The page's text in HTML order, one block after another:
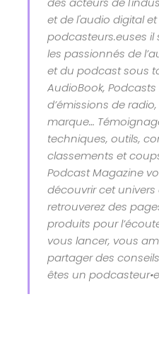
et de l'audio digital
podcasteurs.euses il
les passionnés de
et du podcast sous
AudioBook,
d’émissions de
marque…
techniques, outils,
classements et
Podcast Magazine
découvrir cet
retrouverez des
produits pour
vous lancer, vous
partager des
êtes un